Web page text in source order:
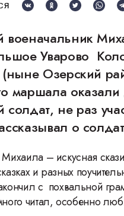
военачальник
Уварово
(ныне Озерский
маршала
не раз
о
– искусная
и разных
с похвальной
читал, особенно